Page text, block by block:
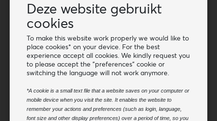
Deze website gebruikt
cookies
To make this website work properly we would like to
place cookies* on your device. For the best
experience accept all cookies. We kindly request you
to please accept the "preferences" cookie or
switching the language will not work anymore.
*A cookie is a small text file that a website saves on your computer or
mobile device when you visit the site. It enables the website to
remember your actions and preferences (such as login, language,
font size and other display preferences) over a period of time, so you
Contact
Groothandel Van Os Imports B.V.
E-mail: info@vanosimports.nl
Telefoon: 0348-451219
WhatsApp ons!
Vind onze dealers
Nieuwsbrief